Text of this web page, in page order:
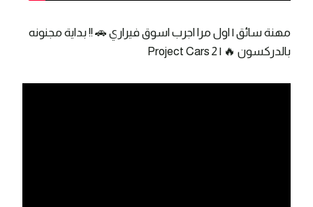
مهنة سائق | اول مرا اجرب اسوق فيراري 🚗 !! بداية مجنونه
بالدركسون 🔥 | Project Cars 2